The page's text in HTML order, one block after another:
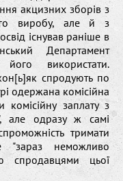
акцизних зборів з
виробу, але й з
існував раніше в
Департамент
використати.
спродують по
одержана комісійна
комісійну заплату з
але одразу ж самі
тримати
"зараз неможливо
спродавцями цьої